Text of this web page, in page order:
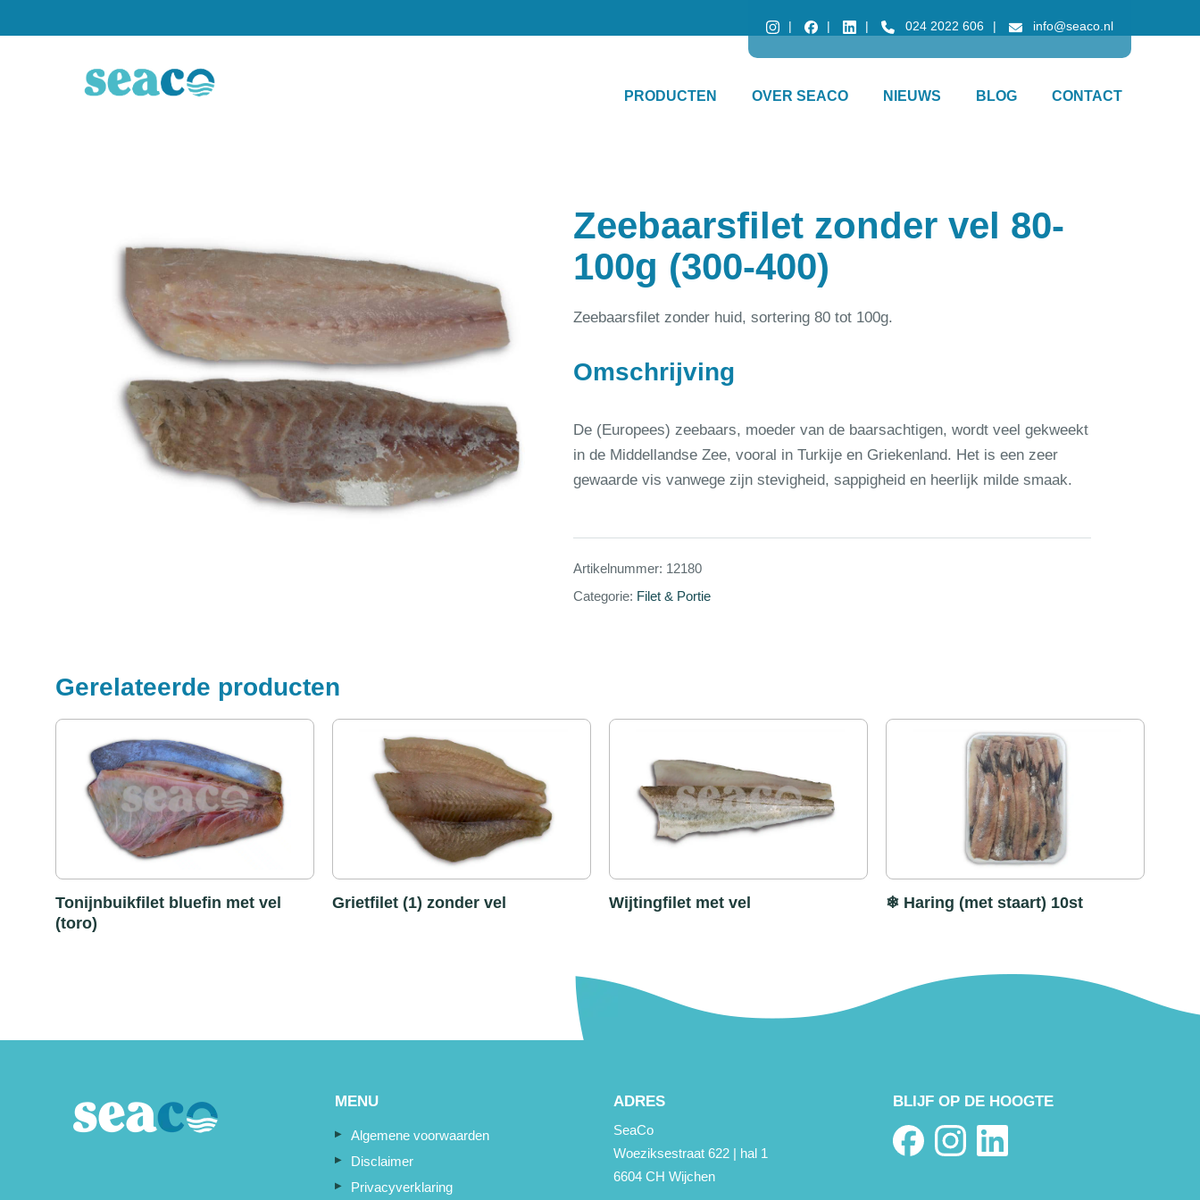
024 2022 606 info@seaco.nl
PRODUCTEN OVER SEACO NIEUWS BLOG CONTACT
Zeebaarsfilet zonder vel 80-
100g (300-400)
Zeebaarsfilet zonder huid, sortering 80 tot 100g.
Omschrijving
De (Europees) zeebaars, moeder van de baarsachtigen, wordt veel gekweekt
in de Middellandse Zee, vooral in Turkije en Griekenland. Het is een zeer
gewaarde vis vanwege zijn stevigheid, sappigheid en heerlijk milde smaak.
Artikelnummer: 12180
Categorie: Filet & Portie
Gerelateerde producten
Tonijnbuikfilet bluefin met vel
(toro)
Grietfilet (1) zonder vel Wijtingfilet met vel ❄ Haring (met staart) 10st
MENU
Algemene voorwaarden
Disclaimer
Privacyverklaring
ADRES
SeaCo
Woeziksestraat 622 | hal 1
6604 CH Wijchen
BLIJF OP DE HOOGTE